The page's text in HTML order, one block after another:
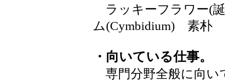
ラッキーフラワー(
ム(Cymbidium)
・向いている仕事。
専門分野全般に向い